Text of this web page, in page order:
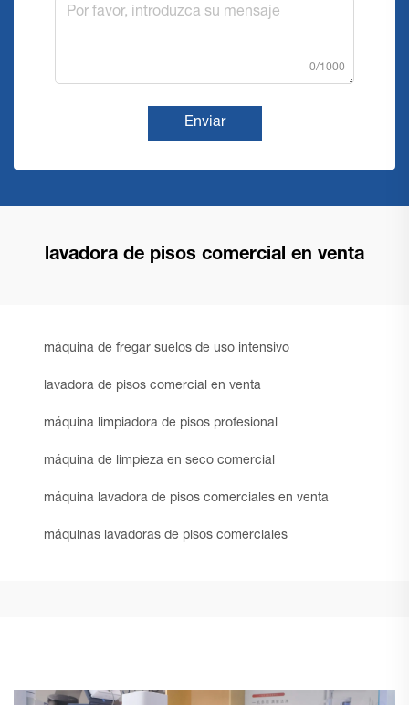
0/1000
Enviar
lavadora de pisos comercial en venta
máquina de fregar suelos de uso intensivo
lavadora de pisos comercial en venta
máquina limpiadora de pisos profesional
máquina de limpieza en seco comercial
máquina lavadora de pisos comerciales en venta
máquinas lavadoras de pisos comerciales